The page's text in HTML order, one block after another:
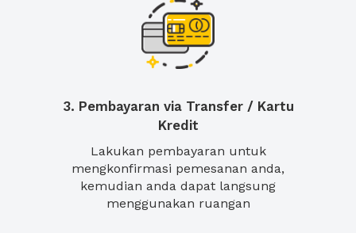
3. Pembayaran via Transfer / Kartu
Kredit
Lakukan pembayaran untuk
mengkonfirmasi pemesanan anda,
kemudian anda dapat langsung
menggunakan ruangan